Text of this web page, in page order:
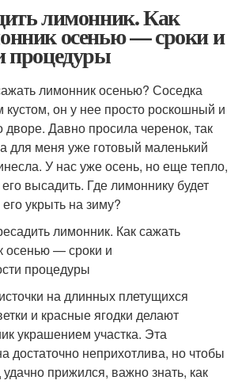
лимонник. Как
осенью — сроки и
процедуры
лимонник осенью? Соседка
кустом, он у нее просто роскошный и
дворе. Давно просила черенок, так
для меня уже готовый маленький
У нас уже осень, но еще тепло,
высадить. Где лимоннику будет
укрыть на зиму?
на длинных плетущихся
и красные ягодки делают
украшением участка. Эта
достаточно неприхотлива, но чтобы
прижился, важно знать, как